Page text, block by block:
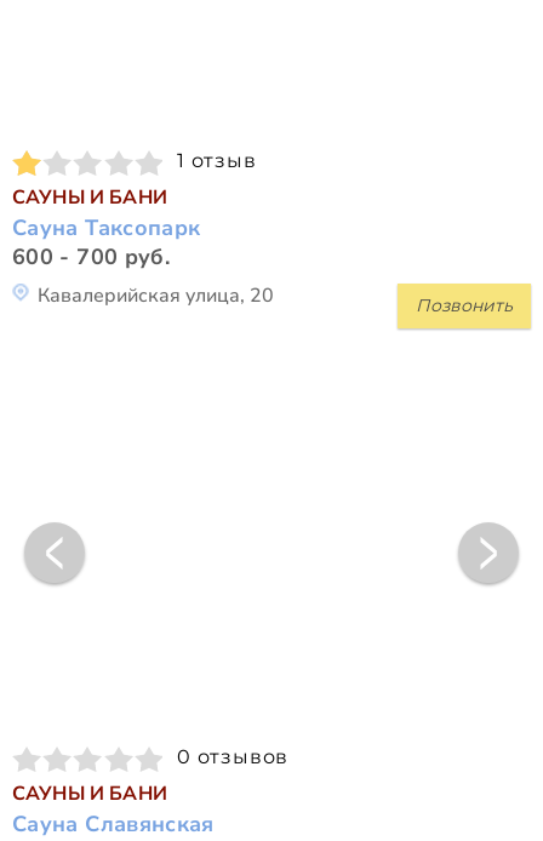
1 отзыв
САУНЫ И БАНИ
Сауна Таксопарк
600 - 700 руб.
Позвонить
Кавалерийская улица, 20
0 отзывов
САУНЫ И БАНИ
Сауна Славянская